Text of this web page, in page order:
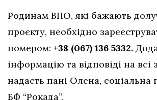
Родинам ВПО, які бажають
проєкту, необхідно
номером: +38 (067) 136 5332.
інформацію та відповіді на всі
надасть пані Олена, соціальна
БФ “Рокада”.